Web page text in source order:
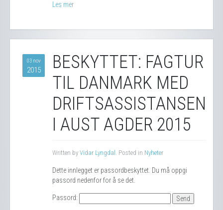
Les mer
03 nov
2015
BESKYTTET: FAGTUR
TIL DANMARK MED
DRIFTSASSISTANSEN
I AUST AGDER 2015
Written by Vidar Lyngdal . Posted in Nyheter
Dette innlegget er passordbeskyttet. Du må oppgi
passord nedenfor for å se det.
Passord: